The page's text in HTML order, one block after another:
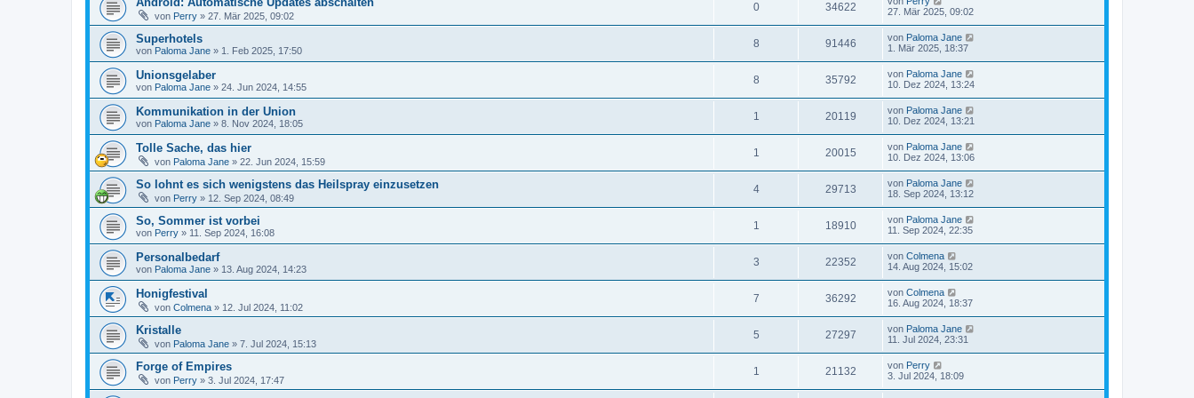
von Perry » 27. Mär 2025, 09:02
0 34622
27. Mär 2025, 09:02
Superhotels
von Paloma Jane » 1. Feb 2025, 17:50
8 91446 von Paloma Jane
1. Mär 2025, 18:37
Unionsgelaber
von Paloma Jane » 24. Jun 2024, 14:55
8 35792 von Paloma Jane
10. Dez 2024, 13:24
Kommunikation in der Union
von Paloma Jane » 8. Nov 2024, 18:05
1 20119 von Paloma Jane
10. Dez 2024, 13:21
Tolle Sache, das hier
von Paloma Jane » 22. Jun 2024, 15:59
1 20015 von Paloma Jane
10. Dez 2024, 13:06
So lohnt es sich wenigstens das Heilspray einzusetzen
von Perry » 12. Sep 2024, 08:49
4 29713 von Paloma Jane
18. Sep 2024, 13:12
So, Sommer ist vorbei
von Perry » 11. Sep 2024, 16:08
1 18910 von Paloma Jane
11. Sep 2024, 22:35
Personalbedarf
von Paloma Jane » 13. Aug 2024, 14:23
3 22352 von Colmena
14. Aug 2024, 15:02
Honigfestival
von Colmena » 12. Jul 2024, 11:02
7 36292 von Colmena
16. Aug 2024, 18:37
Kristalle
von Paloma Jane » 7. Jul 2024, 15:13
5 27297 von Paloma Jane
11. Jul 2024, 23:31
Forge of Empires
von Perry » 3. Jul 2024, 17:47
1 21132 von Perry
3. Jul 2024, 18:09